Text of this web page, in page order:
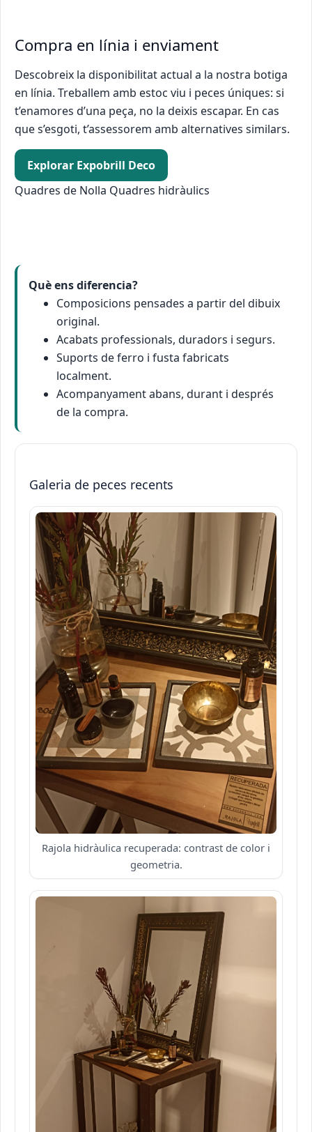
Compra en línia i enviament
Descobreix la disponibilitat actual a la nostra botiga
en línia. Treballem amb estoc viu i peces úniques: si
t’enamores d’una peça, no la deixis escapar. En cas
que s’esgoti, t’assessorem amb alternatives similars.
Explorar Expobrill Deco
Quadres de Nolla Quadres hidràulics
Què ens diferencia?
Composicions pensades a partir del dibuix
original.
Acabats professionals, duradors i segurs.
Suports de ferro i fusta fabricats
localment.
Acompanyament abans, durant i després
de la compra.
Galeria de peces recents
Rajola hidràulica recuperada: contrast de color i
geometria.